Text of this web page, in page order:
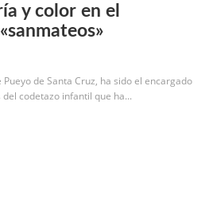
y color en el
de Santa Cruz, ha sido el encargado
codetazo infantil que ha...